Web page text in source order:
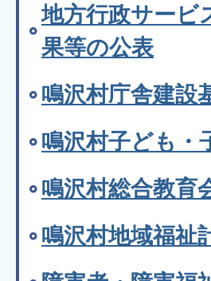
地方行政サービ
果等の公表
鳴沢村庁舎建設
鳴沢村子ども・
鳴沢村総合教育
鳴沢村地域福祉